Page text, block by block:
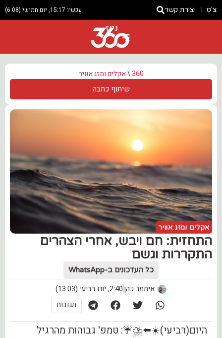
צ'ט יצירת קשר עכשיו 15:17, יום חמישי (6.08)
ניוז
360
\אקלים ומזג אוויר
שיתוף כתבה
אקלים ומזג אוויר
התחזית: חם ויבש, אחרי הצהרים
התקררות וגשם
כל העדכונים ב-WhatsApp
איתמר כהן2:40, יום רביעי (13.03)
תגובות
היום(רביעי)☀️⬅️⛈☔️: טמפ' גבוהות מהרגיל